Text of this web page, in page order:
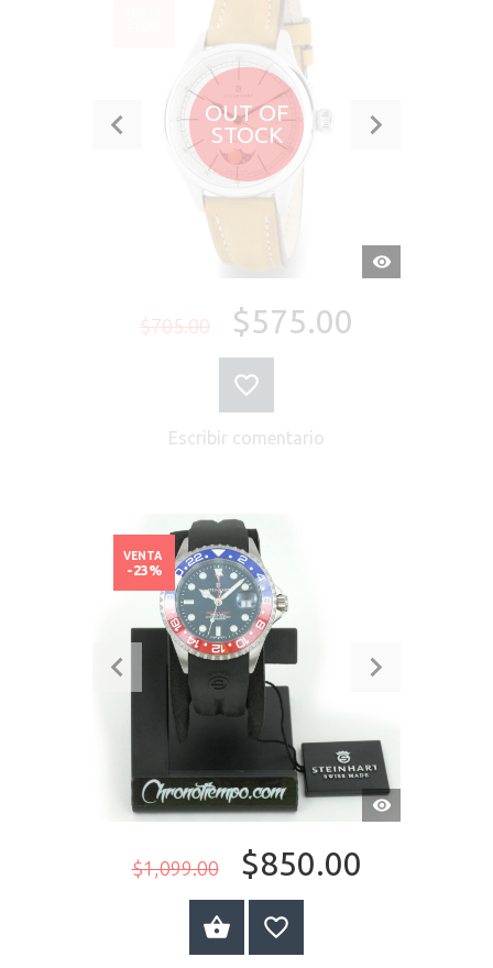
OUT OF
STOCK
VISTA
RÁPIDA
$705.00 $575.00
Escribir comentario
VISTA
RÁPIDA
$1,099.00 $850.00
VENTA
-23%
COMPRAR AHORA